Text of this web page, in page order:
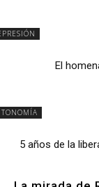
El
5 años de la